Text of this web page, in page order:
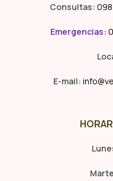
Consultas:
Emergencias:
E-mail: